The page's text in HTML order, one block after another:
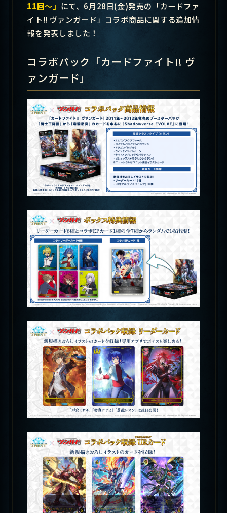
11回～」 にて、6月28日(金)発売の「カードファ
イト!! ヴァンガード」コラボ商品に関する追加情
報を発表しました！
コラボパック「カードファイト!! ヴ
ァンガード」